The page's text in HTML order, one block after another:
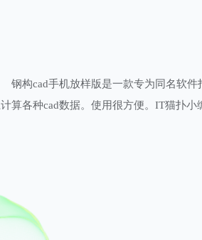
钢构cad手机放样版是一款专为同名软
计算各种cad数据。使用很方便。IT猫扑